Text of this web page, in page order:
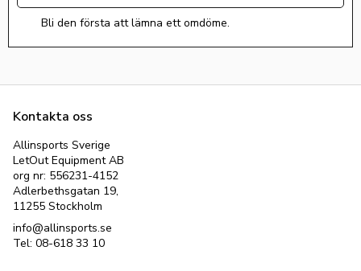
Bli den första att lämna ett omdöme.
Kontakta oss
Allinsports Sverige
LetOut Equipment AB
org nr: 556231-4152
Adlerbethsgatan 19,
11255 Stockholm
info@allinsports.se
Tel: 08-618 33 10